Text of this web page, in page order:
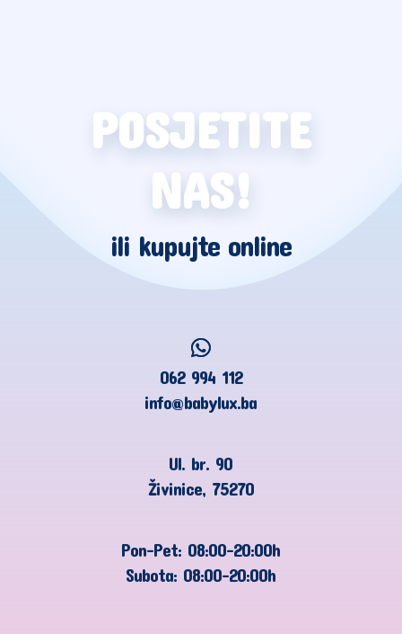
POSJETITE
NAS!
ili kupujte online
062 994 112
info@babylux.ba
Ul. br. 90
Živinice, 75270
Pon-Pet: 08:00-20:00h
Subota: 08:00-20:00h